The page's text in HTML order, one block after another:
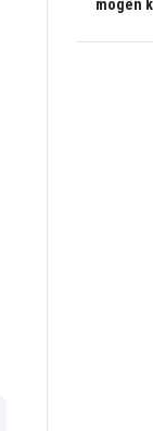
mogen